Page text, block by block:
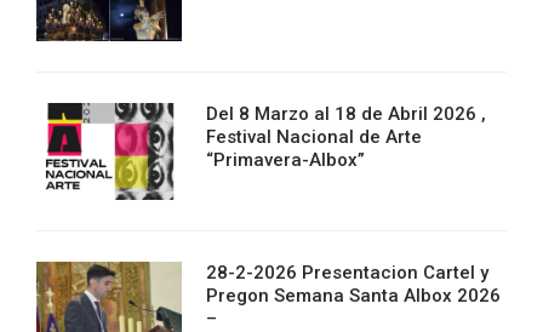
Del 8 Marzo al 18 de Abril 2026 ,
Festival Nacional de Arte
“Primavera-Albox”
28-2-2026 Presentacion Cartel y
Pregon Semana Santa Albox 2026
–